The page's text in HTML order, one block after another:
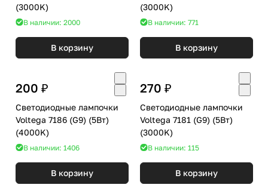
(3000K)
В наличии: 2000
В корзину
(3000K)
В наличии: 771
В корзину
200 ₽
Светодиодные лампочки
Voltega 7186 (G9) (5Вт)
(4000K)
В наличии: 1406
В корзину
270 ₽
Светодиодные лампочки
Voltega 7181 (G9) (5Вт)
(3000K)
В наличии: 115
В корзину